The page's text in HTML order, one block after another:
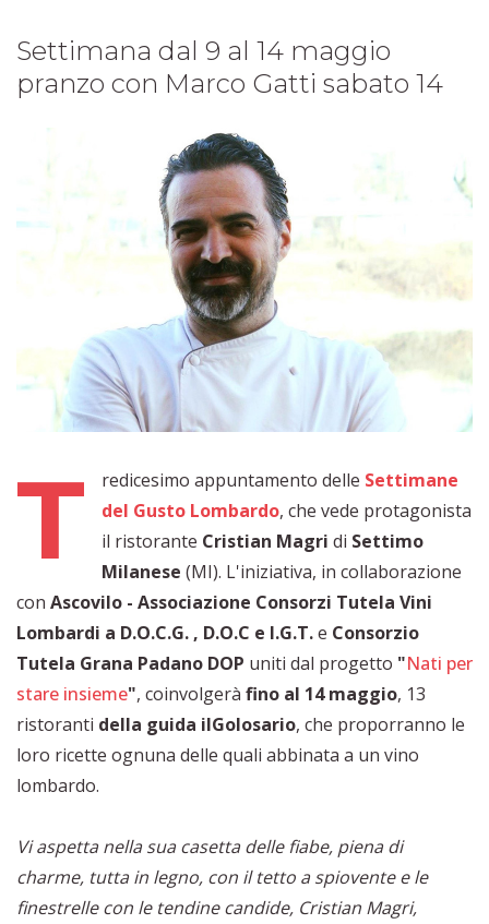
Settimana dal 9 al 14 maggio
pranzo con Marco Gatti sabato 14​
T redicesimo appuntamento delle Settimane
del Gusto Lombardo, che vede protagonista
il ristorante Cristian Magri di Settimo
Milanese (MI). L'iniziativa, in collaborazione
con Ascovilo - Associazione Consorzi Tutela Vini
Lombardi a D.O.C.G. , D.O.C e I.G.T.e Consorzio
Tutela Grana Padano DOP uniti dal progetto "Nati per
stare insieme", coinvolgerà fino al 14 maggio, 13
ristoranti della guida ilGolosario, che proporranno le
loro ricette ognuna delle quali abbinata a un vino
lombardo.
Vi aspetta nella sua casetta delle fiabe, piena di
charme, tutta in legno, con il tetto a spiovente e le
finestrelle con le tendine candide, Cristian Magri,